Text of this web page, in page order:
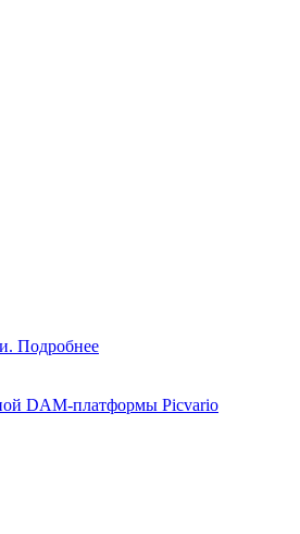
Подробнее
DAM-платформы Picvario